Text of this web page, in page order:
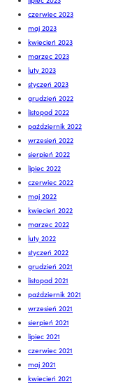
czerwiec 2023
maj 2023
kwiecień 2023
marzec 2023
luty 2023
styczeń 2023
grudzień 2022
listopad 2022
październik 2022
wrzesień 2022
sierpień 2022
lipiec 2022
czerwiec 2022
maj 2022
kwiecień 2022
marzec 2022
luty 2022
styczeń 2022
grudzień 2021
listopad 2021
październik 2021
wrzesień 2021
sierpień 2021
lipiec 2021
czerwiec 2021
maj 2021
kwiecień 2021